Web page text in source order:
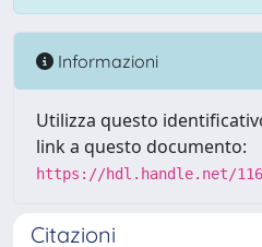
Informazioni
Utilizza questo
link a questo documento:
https://hdl.handle.net/
Citazioni